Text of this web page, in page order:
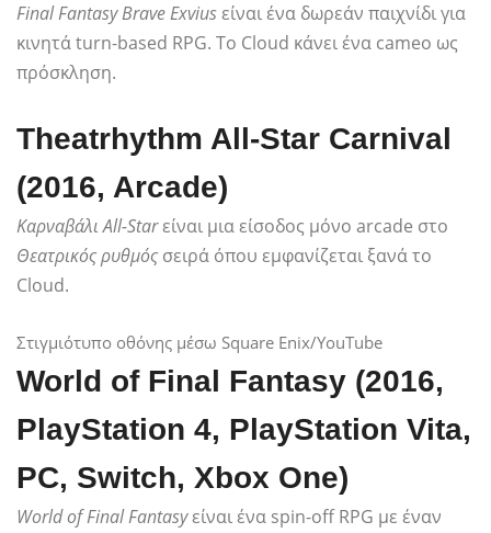
Final Fantasy Brave Exviusείναι ένα δωρεάν παιχνίδι για
κινητά turn-based RPG. Το Cloud κάνει ένα cameo ως
πρόσκληση.
Theatrhythm All-Star Carnival
(2016, Arcade)
Καρναβάλι All-Starείναι μια είσοδος μόνο arcade στο
Θεατρικός ρυθμός σειρά όπου εμφανίζεται ξανά το
Cloud.
Στιγμιότυπο οθόνης μέσω Square Enix/YouTube
World of Final Fantasy (2016,
PlayStation 4, PlayStation Vita,
PC, Switch, Xbox One)
World of Final Fantasyείναι ένα spin-off RPG με έναν